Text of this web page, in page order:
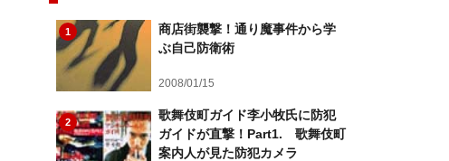
1
商店街襲撃！通り魔事件から学
ぶ自己防衛術
2008/01/15
2
歌舞伎町ガイド李小牧氏に防犯
ガイドが直撃！Part1. 歌舞伎町
案内人が見た防犯カメラ